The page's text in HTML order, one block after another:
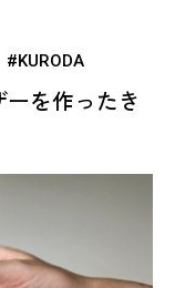
#KURODA
を作ったき